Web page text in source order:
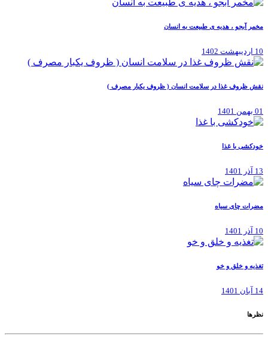
مخمر آبجو ، هدیه ی طبیعت به انسان
10 اردیبهشت 1402
نقش ظروف غذا در سلامت انسان ( ظروف یکبار مصرف )
01 بهمن 1401
خودکشی با غذا
13 آذر 1401
مضرات چای سیاه
10 آذر 1401
تغذیه و خلق و خو
14 آبان 1401
نظرها